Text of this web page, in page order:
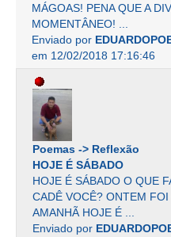
MÁGOAS! PENA QUE A
MOMENTÂNEO! ...
Enviado por
em 12/02/2018 17:16:46
Poemas -> Reflexão
HOJE É SÁBADO
HOJE É SÁBADO O QUE
CADÊ VOCÊ? ONTEM
AMANHÃ HOJE É ...
Enviado por